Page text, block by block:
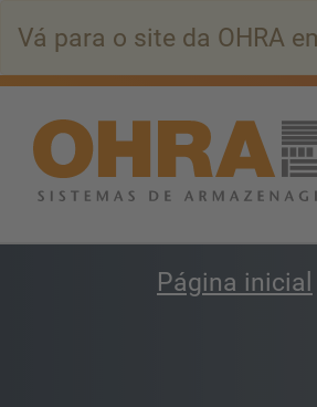
conteúdo
principal
Vá para o site da OHRA
Página inicial